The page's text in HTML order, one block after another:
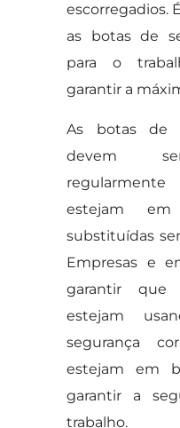
escorregadios.
as botas de
para o
garantir a
As botas de
devem
estejam
substituídas
Empresas e
garantir que
estejam
segurança
estejam em
garantir a
trabalho.